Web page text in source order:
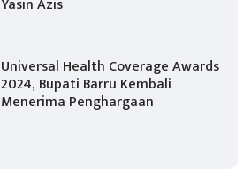
Yasin Azis
Universal Health Coverage Awards
2024, Bupati Barru Kembali
Menerima Penghargaan